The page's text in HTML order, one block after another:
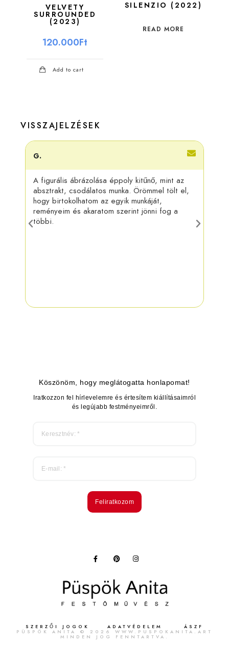
VELVETY
SURROUNDED
(2023)
120.000Ft
Add to cart
SILENZIO (2022)
READ MORE
VISSZAJELZÉSEK
G.
A figurális ábrázolása éppoly kitűnő, mint az
absztrakt, csodálatos munka. Örömmel tölt el,
hogy birtokolhatom az egyik munkáját,
reményeim és akaratom szerint jönni fog a
többi.
Köszönöm, hogy meglátogatta honlapomat!
Iratkozzon fel hírlevelemre és értesítem kiállításaimról
és legújabb festményeimről.
Feliratkozom
SZERZŐI JOGOK ADATVÉDELEM
ÁSZF
PÜSPÖK ANITA © 2026 WWW.PUSPOKANITA.ART
MINDEN JOG FENNTARTVA.